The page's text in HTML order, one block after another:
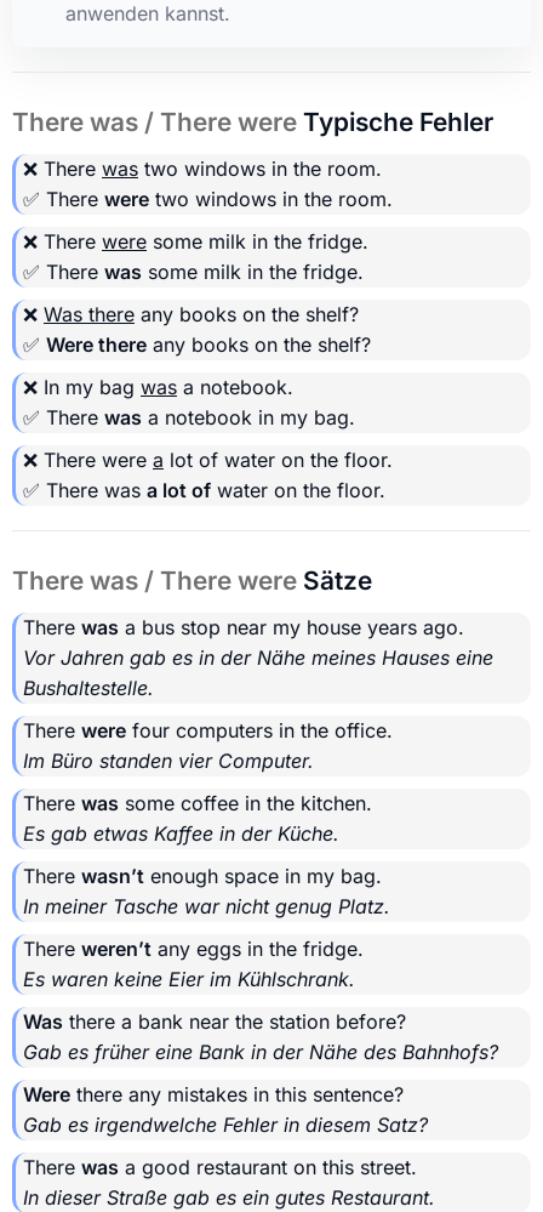
anwenden kannst.
There was / There were Typische Fehler
❌ There was two windows in the room.
✅ There were two windows in the room.
❌ There were some milk in the fridge.
✅ There was some milk in the fridge.
❌ Was there any books on the shelf?
✅ Were there any books on the shelf?
❌ In my bag was a notebook.
✅ There was a notebook in my bag.
❌ There were a lot of water on the floor.
✅ There was a lot of water on the floor.
There was / There were Sätze
There was a bus stop near my house years ago.
Vor Jahren gab es in der Nähe meines Hauses eine
Bushaltestelle.
There were four computers in the office.
Im Büro standen vier Computer.
There was some coffee in the kitchen.
Es gab etwas Kaffee in der Küche.
There wasn’t enough space in my bag.
In meiner Tasche war nicht genug Platz.
There weren’t any eggs in the fridge.
Es waren keine Eier im Kühlschrank.
Was there a bank near the station before?
Gab es früher eine Bank in der Nähe des Bahnhofs?
Were there any mistakes in this sentence?
Gab es irgendwelche Fehler in diesem Satz?
There was a good restaurant on this street.
In dieser Straße gab es ein gutes Restaurant.